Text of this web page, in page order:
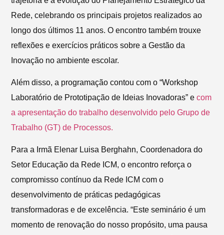
Rede, celebrando os principais projetos realizados ao
longo dos últimos 11 anos. O encontro também trouxe
reflexões e exercícios práticos sobre a Gestão da
Inovação no ambiente escolar.
Além disso, a programação contou com o “Workshop
Laboratório de Prototipação de Ideias Inovadoras” ecom
a apresentação do trabalho desenvolvido pelo Grupo de
Trabalho (GT) de Processos.
Para a Irmã Elenar Luisa Berghahn, Coordenadora do
Setor Educação da Rede ICM, o encontro reforça o
compromisso contínuo da Rede ICM com o
desenvolvimento de práticas pedagógicas
transformadoras e de excelência. “Este seminário é um
momento de renovação do nosso propósito, uma pausa